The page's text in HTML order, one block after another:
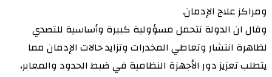
ومراكز علاج الإدمان.
وقال ان الدولة تتحمل مسؤولية كبيرة وأساسية للتصدي
لظاهرة انتشار وتعاطي المخدرات وتزايد حالات الإدمان مما
يتطلب تعزيز دور الأجهزة النظامية في ضبط الحدود والمعابر،